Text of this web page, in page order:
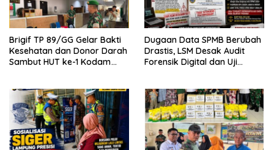
Brigif TP 89/GG Gelar Bakti
Kesehatan dan Donor Darah
Sambut HUT ke-1 Kodam
Dugaan Data SPMB Berubah
Drastis, LSM Desak Audit
Forensik Digital dan Uji